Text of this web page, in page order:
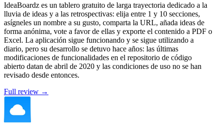
IdeaBoardz es un tablero gratuito de larga trayectoria dedicado a la
lluvia de ideas y a las retrospectivas: elija entre 1 y 10 secciones,
asígneles un nombre a su gusto, comparta la URL, añada ideas de
forma anónima, vote a favor de ellas y exporte el contenido a PDF o
Excel. La aplicación sigue funcionando y se sigue utilizando a
diario, pero su desarrollo se detuvo hace años: las últimas
modificaciones de funcionalidades en el repositorio de código
abierto datan de abril de 2020 y las condiciones de uso no se han
revisado desde entonces.
Full review →